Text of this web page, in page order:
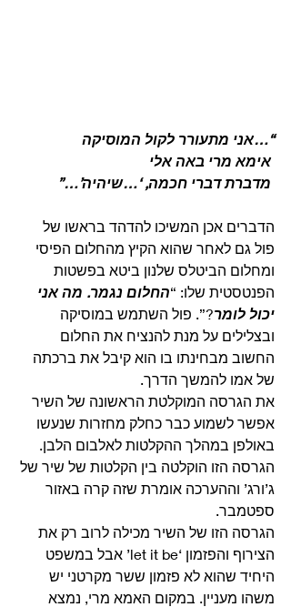
“…אני מתעורר לקול המוסיקה
הדברים אכן המשיכו להדהד בראשו של
פול גם לאחר שהוא הקיץ מהחלום הפיסי
ומחלום הביטלס שלנון ביטא בפשטות
הפנטסטית שלו: “החלום נגמר. מה אני
יכול לומר?”. פול השתמש במוסיקה
ובצלילים על מנת להנציח את החלום
החשוב מבחינתו בו הוא קיבל את ברכתה
של אמו להמשך הדרך.
את הגרסה המוקלטת הראשונה של השיר
אפשר לשמוע כבר כחלק מחזרות שנעשו
באולפן במהלך ההקלטות לאלבום הלבן.
הגרסה הזו הוקלטה בין הקלטות של שיר של
ג’ורג’ וההערכה אומרת שזה קרה באזור
ספטמבר.
הגרסה הזו של השיר מכילה לרוב רק את
הצירוף והפזמון ‘let it be’ אבל במשפט
היחיד שהוא לא פזמון ששר מקרטני יש
משהו מעניין. במקום האמא מרי, נמצא